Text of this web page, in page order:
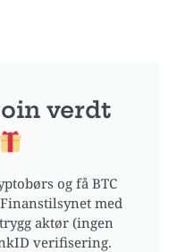
verdt
og få BTC
med
aktør (ingen
verifisering.